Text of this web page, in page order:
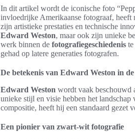
In dit artikel wordt de iconische foto
invloedrijke Amerikaanse fotograaf, heeft
zijn artistieke prestaties en technische
Edward Weston, maar ook zijn unieke
werk binnen de fotografiegeschiedenis
gehad op latere generaties fotografen.
De betekenis van Edward Weston in
Edward Weston wordt vaak beschouwd
unieke stijl en visie hebben het
compositie, heeft hij een standaard gezet
Een pionier van zwart-wit fotografie